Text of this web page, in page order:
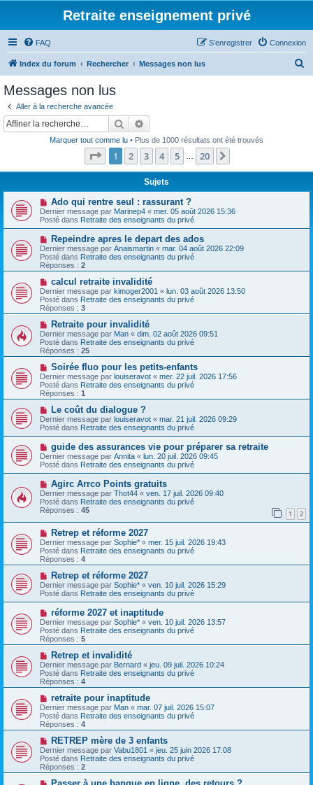
Retraite enseignement privé
FAQ Connexion
S’enregistrer
Index du forum Rechercher Messages non lus
Messages non lus
Aller à la recherche avancée
Rechercher
Marquer tout comme lu • Plus de 1000 résultats ont été trouvés
Page 1sur20
1 2 3 4 5 20
Sujets
N
o
u
v
e
a
u
m
e
s
a
g
e
Ado qui rentre seul : rassurant ?
Dernier message par Marinep4 « mer. 05 août 2026 15:36
Posté dans Retraite des enseignants du privé
N
o
u
v
e
a
u
m
e
s
s
a
g
e
Repeindre apres le depart des ados
Dernier message par Anaismartin « mar. 04 août 2026 22:09
Posté dans Retraite des enseignants du privé
Réponses : 2
N
o
u
v
e
a
u
m
e
s
s
a
g
e
calcul retraite invalidité
Dernier message par kimoger2001 « lun. 03 août 2026 13:50
Posté dans Retraite des enseignants du privé
Réponses : 3
N
o
u
v
e
a
u
m
e
s
s
a
g
e
Retraite pour invalidité
Dernier message par Man « dim. 02 août 2026 09:51
Posté dans Retraite des enseignants du privé
Réponses : 25
N
o
u
v
e
a
u
m
e
s
a
g
e
Soirée fluo pour les petits-enfants
Dernier message par louiseravot « mer. 22 juil. 2026 17:56
Posté dans Retraite des enseignants du privé
Réponses : 1
N
o
u
v
a
u
m
e
s
s
a
g
e
Le coût du dialogue ?
Dernier message par louiseravot « mar. 21 juil. 2026 09:29
Posté dans Retraite des enseignants du privé
N
o
u
v
a
u
m
e
s
s
a
g
e
guide des assurances vie pour préparer sa retraite
Dernier message par Annita « lun. 20 juil. 2026 09:45
Posté dans Retraite des enseignants du privé
N
o
u
v
e
a
m
e
s
s
a
g
e
Agirc Arrco Points gratuits
Dernier message par Thot44 « ven. 17 juil. 2026 09:40
Posté dans Retraite des enseignants du privé
Réponses : 45 1 2
N
o
u
v
e
a
u
m
e
s
a
g
e
Retrep et réforme 2027
Dernier message par Sophie* « mer. 15 juil. 2026 19:43
Posté dans Retraite des enseignants du privé
Réponses : 4
N
o
u
v
a
u
m
e
s
a
g
e
Retrep et réforme 2027
Dernier message par Sophie* « ven. 10 juil. 2026 15:29
Posté dans Retraite des enseignants du privé
N
o
u
v
e
a
u
m
e
s
s
a
g
e
réforme 2027 et inaptitude
Dernier message par Sophie* « ven. 10 juil. 2026 13:57
Posté dans Retraite des enseignants du privé
Réponses : 5
N
o
u
v
e
a
u
m
e
s
s
a
g
e
Retrep et invalidité
Dernier message par Bernard « jeu. 09 juil. 2026 10:24
Posté dans Retraite des enseignants du privé
Réponses : 4
N
o
u
v
e
a
u
m
e
s
s
retraite pour inaptitude
Dernier message par Man « mar. 07 juil. 2026 15:07
Posté dans Retraite des enseignants du privé
Réponses : 4
N
o
u
v
e
a
RETREP mère de 3 enfants
Dernier message par Vabu1801 « jeu. 25 juin 2026 17:08
Posté dans Retraite des enseignants du privé
Réponses : 2
N